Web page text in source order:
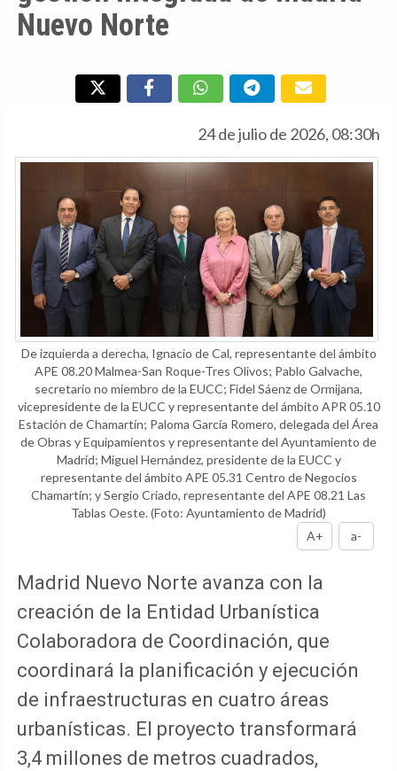
Nuevo Norte
24 de julio de 2026, 08:30h
De izquierda a derecha, Ignacio de Cal, representante del ámbito
APE 08.20 Malmea-San Roque-Tres Olivos; Pablo Galvache,
secretario no miembro de la EUCC; Fidel Sáenz de Ormijana,
vicepresidente de la EUCC y representante del ámbito APR 05.10
Estación de Chamartín; Paloma García Romero, delegada del Área
de Obras y Equipamientos y representante del Ayuntamiento de
Madrid; Miguel Hernández, presidente de la EUCC y
representante del ámbito APE 05.31 Centro de Negocios
Chamartín; y Sergio Criado, representante del APE 08.21 Las
Tablas Oeste.(Foto: Ayuntamiento de Madrid)
A+
a-
Madrid Nuevo Norte avanza con la
creación de la Entidad Urbanística
Colaboradora de Coordinación, que
coordinará la planificación y ejecución
de infraestructuras en cuatro áreas
urbanísticas. El proyecto transformará
3,4 millones de metros cuadrados,